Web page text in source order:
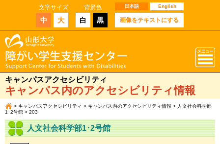
文字サイズ
中 大
背景色
白 黒
日本語 English
画像をテキストにする
キャンパスアクセシビリティ
キャンパス内のアクセシビリティ情報
> キャンパスアクセシビリティ > キャンパス内のアクセシビリティ情報 > 人文社会科学部
1･2号館 > 203
人文社会科学部1･2号館